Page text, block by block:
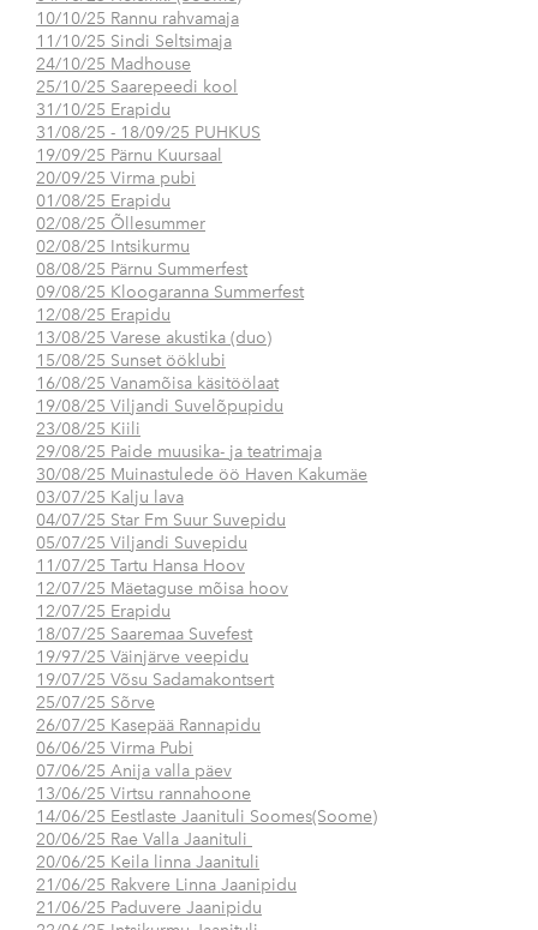
10/10/25 Rannu rahvamaja
11/10/25 Sindi Seltsimaja
24/10/25 Madhouse
25/10/25 Saarepeedi kool
31/10/25 Erapidu
31/08/25 - 18/09/25 PUHKUS
19/09/25 Pärnu Kuursaal
20/09/25 Virma pubi
01/08/25 Erapidu
02/08/25 Õllesummer
02/08/25 Intsikurmu
08/08/25 Pärnu Summerfest
09/08/25 Kloogaranna Summerfest
12/08/25 Erapidu
13/08/25 Varese akustika (duo)
15/08/25 Sunset ööklubi
16/08/25 Vanamõisa käsitöölaat
19/08/25 Viljandi Suvelõpupidu
23/08/25 Kiili
29/08/25 Paide muusika- ja teatrimaja
30/08/25 Muinastulede öö Haven Kakumäe
03/07/25 Kalju lava
04/07/25 Star Fm Suur Suvepidu
05/07/25 Viljandi Suvepidu
11/07/25 Tartu Hansa Hoov
12/07/25 Mäetaguse mõisa hoov
12/07/25 Erapidu
18/07/25 Saaremaa Suvefest
19/97/25 Väinjärve veepidu
19/07/25 Võsu Sadamakontsert
25/07/25 Sõrve
26/07/25 Kasepää Rannapidu
06/06/25 Virma Pubi
07/06/25 Anija valla päev
13/06/25 Virtsu rannahoone
14/06/25 Eestlaste Jaanituli Soomes(Soome)
20/06/25 Rae Valla Jaanituli
20/06/25 Keila linna Jaanituli
21/06/25 Rakvere Linna Jaanipidu
21/06/25 Paduvere Jaanipidu